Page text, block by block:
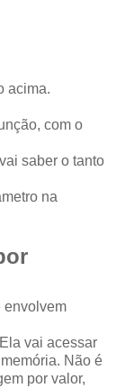
acima.
com o
saber o tanto
na
envolvem
vai acessar
Não é
por valor,